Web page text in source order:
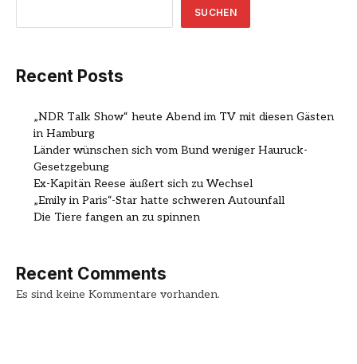
SUCHEN
Recent Posts
„NDR Talk Show“ heute Abend im TV mit diesen Gästen
in Hamburg
Länder wünschen sich vom Bund weniger Hauruck-
Gesetzgebung
Ex-Kapitän Reese äußert sich zu Wechsel
„Emily in Paris“-Star hatte schweren Autounfall
Die Tiere fangen an zu spinnen
Recent Comments
Es sind keine Kommentare vorhanden.